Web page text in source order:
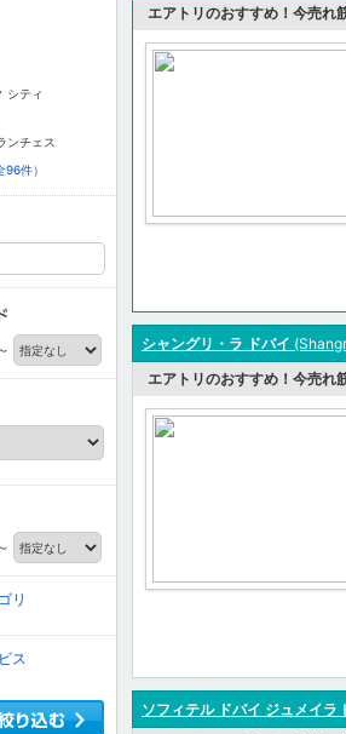
エアトリのおすすめ！今売れ
シャングリ・ラ ドバイ
エアトリのおすすめ！今売れ
ソフィテル ドバイ ジュメイラ
シティ
ンチェス
件）
リ
ス